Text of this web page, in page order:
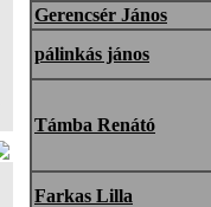
Gerencsér János
pálinkás jános
Támba Renátó
Farkas Lilla